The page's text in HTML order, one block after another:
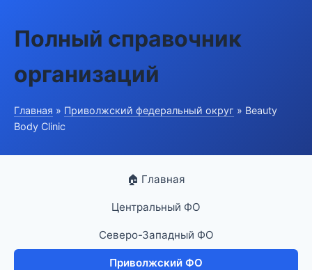
Полный справочник
организаций
Главная » Приволжский федеральный округ » Beauty
Body Clinic
🏠 Главная
Центральный ФО
Северо-Западный ФО
Приволжский ФО